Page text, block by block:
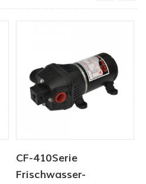
CF-410Serie
Frischwasser-